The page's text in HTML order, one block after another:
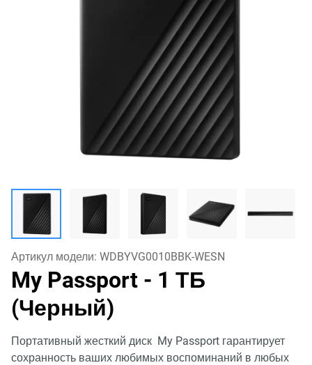
Артикул модели: WDBYVG0010BBK-WESN
My Passport - 1 ТБ
(Черный)
Портативный жесткий диск My Passport гарантирует
сохранность ваших любимых воспоминаний в любых